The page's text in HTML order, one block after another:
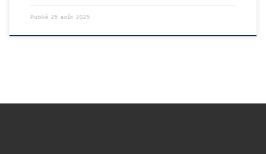
Publié 25 août 2025